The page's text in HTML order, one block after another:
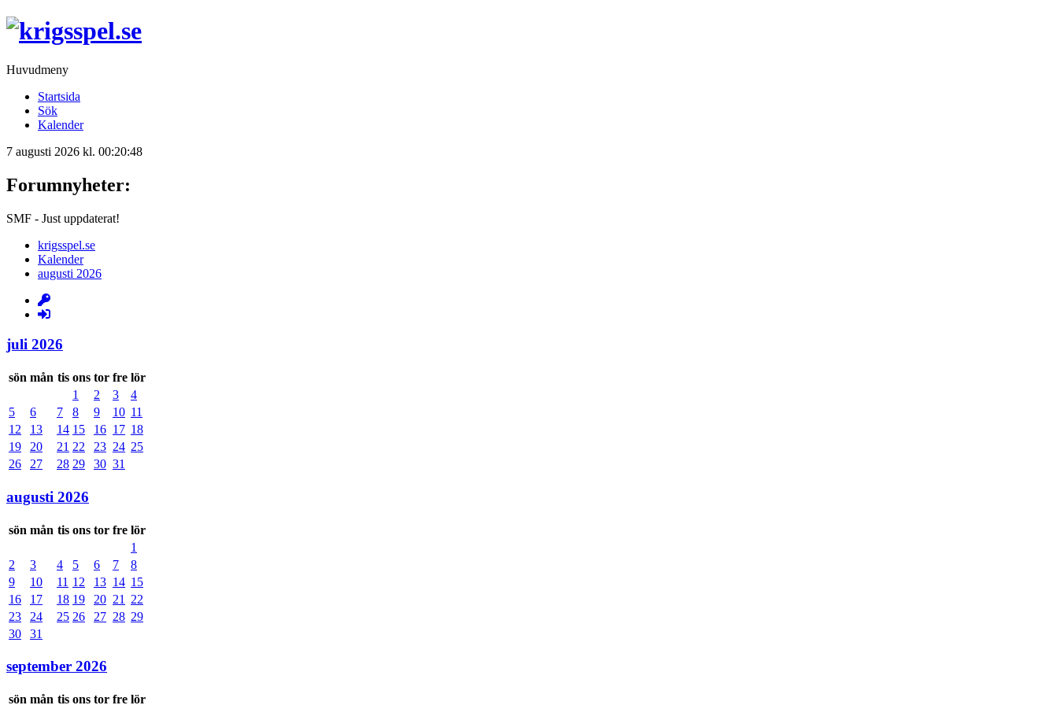
Huvudmeny
Startsida
Sök
Kalender
7 augusti 2026 kl. 00:20:48
Forumnyheter:
SMF - Just uppdaterat!
krigsspel.se
Kalender
augusti 2026
juli 2026
sön mån tis ons tor fre lör
1
2 3
4
5
6 7 8 9 10 11
12
13 14 15 16 17 18
19
20 21 22 23 24 25
26
27 28 29 30 31
augusti 2026
sön mån tis ons tor fre lör
1
2
3 4 5 6 7
8
9
10 11 12 13 14 15
16
17 18 19 20 21
22
23
24 25 26 27 28 29
30
31
september 2026
sön mån tis ons tor fre lör